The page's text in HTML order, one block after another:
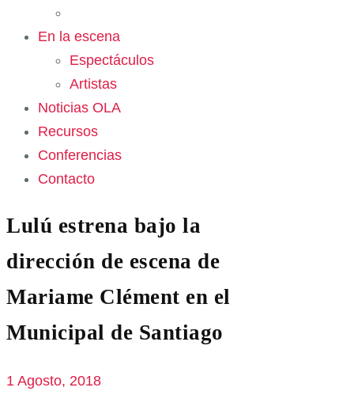
En la escena
Espectáculos
Artistas
Noticias OLA
Recursos
Conferencias
Contacto
Lulú estrena bajo la
dirección de escena de
Mariame Clément en el
Municipal de Santiago
1 Agosto, 2018